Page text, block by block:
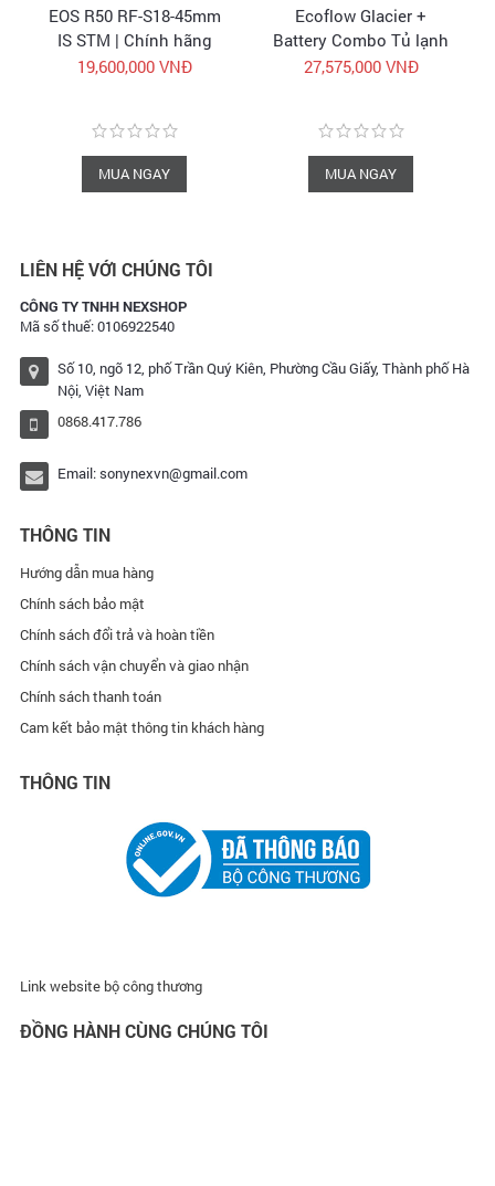
EOS R50 RF-S18-45mm
IS STM | Chính hãng
Canon Vietnam
19,600,000 VNĐ
MUA NGAY
Ecoflow Glacier +
Battery Combo Tủ lạnh
di động Camping kèm
27,575,000 VNĐ
MUA NGAY
LIÊN HỆ VỚI CHÚNG TÔI
CÔNG TY TNHH NEXSHOP
Mã số thuế: 0106922540
Số 10, ngõ 12, phố Trần Quý Kiên, Phường Cầu Giấy, Thành phố Hà
Nội, Việt Nam
0868.417.786
Email:sonynexvn@gmail.com
THÔNG TIN
Hướng dẫn mua hàng
Chính sách bảo mật
Chính sách đổi trả và hoàn tiền
Chính sách vận chuyển và giao nhận
Chính sách thanh toán
Cam kết bảo mật thông tin khách hàng
THÔNG TIN
Link website bộ công thương
ĐỒNG HÀNH CÙNG CHÚNG TÔI